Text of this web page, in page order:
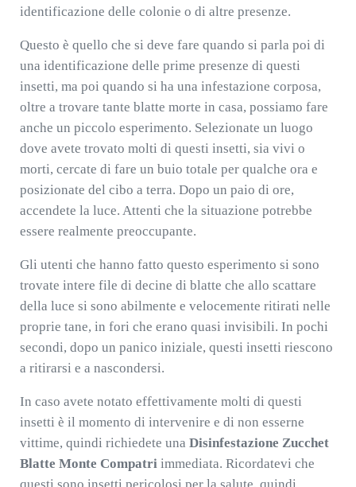
identificazione delle colonie o di altre presenze.
Questo è quello che si deve fare quando si parla poi di
una identificazione delle prime presenze di questi
insetti, ma poi quando si ha una infestazione corposa,
oltre a trovare tante blatte morte in casa, possiamo fare
anche un piccolo esperimento. Selezionate un luogo
dove avete trovato molti di questi insetti, sia vivi o
morti, cercate di fare un buio totale per qualche ora e
posizionate del cibo a terra. Dopo un paio di ore,
accendete la luce. Attenti che la situazione potrebbe
essere realmente preoccupante.
Gli utenti che hanno fatto questo esperimento si sono
trovate intere file di decine di blatte che allo scattare
della luce si sono abilmente e velocemente ritirati nelle
proprie tane, in fori che erano quasi invisibili. In pochi
secondi, dopo un panico iniziale, questi insetti riescono
a ritirarsi e a nascondersi.
In caso avete notato effettivamente molti di questi
insetti è il momento di intervenire e di non esserne
vittime, quindi richiedete una Disinfestazione Zucchet
Blatte Monte Compatriimmediata. Ricordatevi che